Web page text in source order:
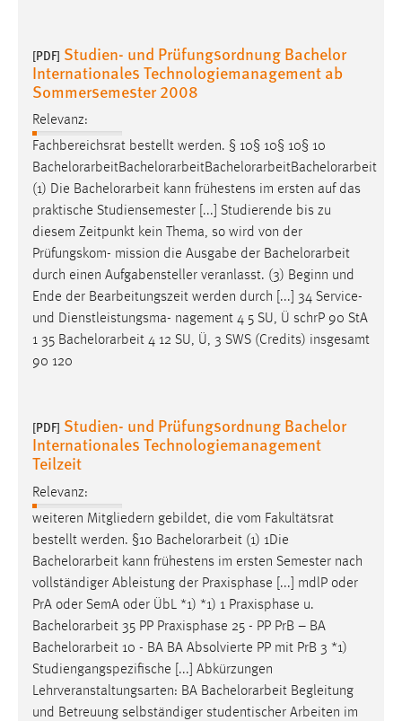
[PDF] Studien- und Prüfungsordnung Bachelor
Internationales Technologiemanagement ab
Sommersemester 2008
Relevanz:
Fachbereichsrat bestellt werden. § 10§ 10§ 10§ 10
BachelorarbeitBachelorarbeitBachelorarbeitBachelorarbeit
(1) Die Bachelorarbeit kann frühestens im ersten auf das
praktische Studiensemester [...] Studierende bis zu
diesem Zeitpunkt kein Thema, so wird von der
Prüfungskom- mission die Ausgabe der Bachelorarbeit
durch einen Aufgabensteller veranlasst. (3) Beginn und
Ende der Bearbeitungszeit werden durch [...] 34 Service-
und Dienstleistungsma- nagement 4 5 SU, Ü schrP 90 StA
1 35 Bachelorarbeit 4 12 SU, Ü, 3 SWS (Credits) insgesamt
90 120
[PDF] Studien- und Prüfungsordnung Bachelor
Internationales Technologiemanagement
Teilzeit
Relevanz:
weiteren Mitgliedern gebildet, die vom Fakultätsrat
bestellt werden. §10 Bachelorarbeit (1) 1Die
Bachelorarbeit kann frühestens im ersten Semester nach
vollständiger Ableistung der Praxisphase [...] mdlP oder
PrA oder SemA oder ÜbL *1) *1) 1 Praxisphase u.
Bachelorarbeit 35 PP Praxisphase 25 - PP PrB – BA
Bachelorarbeit 10 - BA BA Absolvierte PP mit PrB 3 *1)
Studiengangspezifische [...] Abkürzungen
Lehrveranstaltungsarten: BA Bachelorarbeit Begleitung
und Betreuung selbständiger studentischer Arbeiten im